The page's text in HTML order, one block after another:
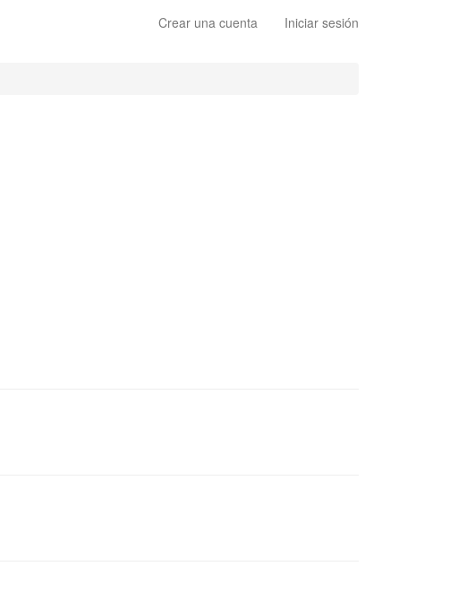
Crear una cuenta Iniciar sesión